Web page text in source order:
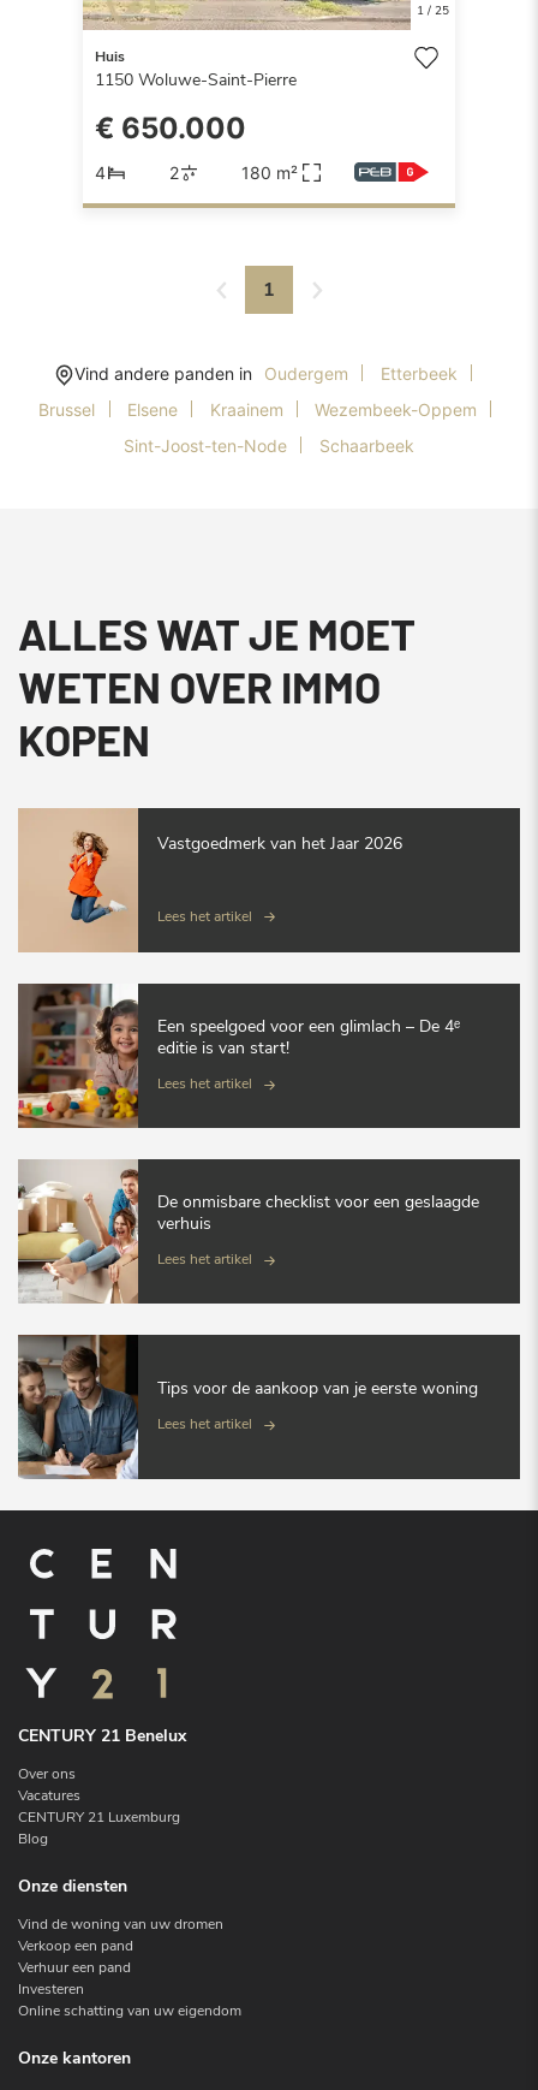
1/ 25
Huis
1150 Woluwe-Saint-Pierre
€ 650.000
4 2 180 m²
1
Vind andere panden in Oudergem
Etterbeek
Brussel
Elsene Kraainem
Wezembeek-Oppem
Sint-Joost-ten-Node
Schaarbeek
ALLES WAT JE MOET
WETEN OVER IMMO
KOPEN
Vastgoedmerk van het Jaar 2026
Lees het artikel
Een speelgoed voor een glimlach – De 4ᵉ
editie is van start!
Lees het artikel
De onmisbare checklist voor een geslaagde
verhuis
Lees het artikel
Tips voor de aankoop van je eerste woning
Lees het artikel
CENTURY 21 Benelux
Over ons
Vacatures
CENTURY 21 Luxemburg
Blog
Onze diensten
Vind de woning van uw dromen
Verkoop een pand
Verhuur een pand
Investeren
Online schatting van uw eigendom
Onze kantoren